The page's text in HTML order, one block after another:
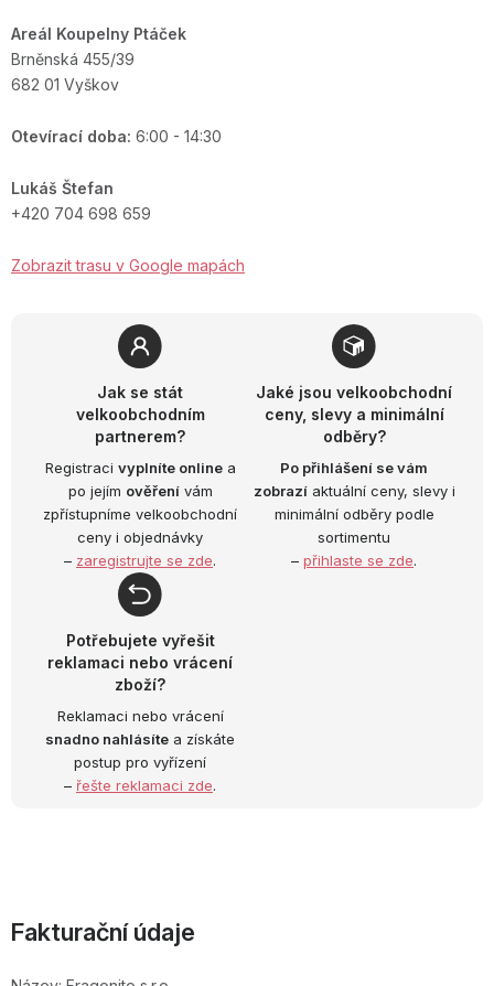
Areál Koupelny Ptáček
Brněnská 455/39
682 01 Vyškov
Otevírací doba: 6:00 - 14:30
Lukáš Štefan
+420 704 698 659
Zobrazit trasu v Google mapách
Jak se stát
velkoobchodním
partnerem?
Registraci vyplníte onlinea
po jejím ověřenívám
zpřístupníme velkoobchodní
ceny i objednávky
– zaregistrujte se zde.
Jaké jsou velkoobchodní
ceny, slevy a minimální
odběry?
Po přihlášení se vám
zobrazíaktuální ceny, slevy i
minimální odběry podle
sortimentu
– přihlaste se zde.
Potřebujete vyřešit
reklamaci nebo vrácení
zboží?
Reklamaci nebo vrácení
snadno nahlásíte a získáte
postup pro vyřízení
– řešte reklamaci zde.
Fakturační údaje